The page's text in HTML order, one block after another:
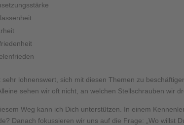
sehr lohnenswert, sich mit diesen Themen zu
sehen wir oft nicht, an welchen Stellschrauben wir
Weg kann ich Dich unterstützen. In einem
Danach fokussieren wir uns auf die Frage: „Wo willst